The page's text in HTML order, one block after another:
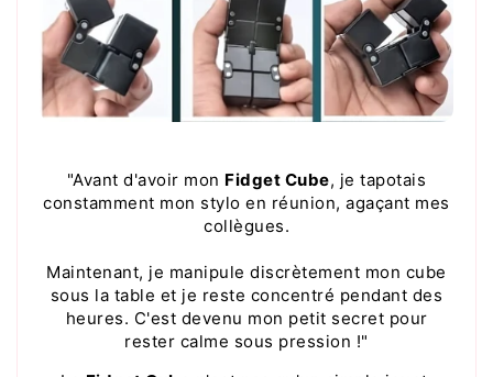
"Avant d'avoir mon Fidget Cube, je tapotais
constamment mon stylo en réunion, agaçant mes
collègues.
Maintenant, je manipule discrètement mon cube
sous la table et je reste concentré pendant des
heures. C'est devenu mon petit secret pour
rester calme sous pression !"